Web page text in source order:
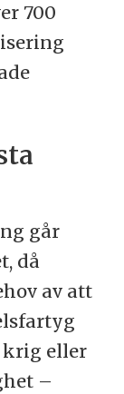
700
går
då
av att
krig eller
–